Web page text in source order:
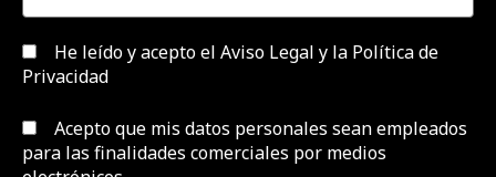
He leído y acepto el Aviso Legal y la Política de
Privacidad
Acepto que mis datos personales sean empleados
para las finalidades comerciales por medios